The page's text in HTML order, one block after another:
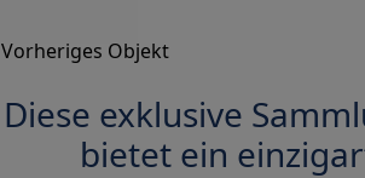
Vorheriges Objekt
Diese exklusive
bietet ein